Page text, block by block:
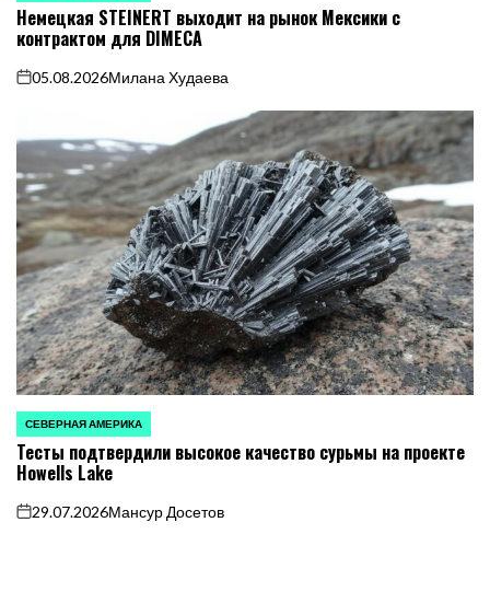
ВНемецкая STEINERT выходит на рынок Мексики с
контрактом для DIMECA
on
05.08.2026Милана Худаева
ОПУБЛИКОВАНО
В
СЕВЕРНАЯ АМЕРИКА
Тесты подтвердили высокое качество сурьмы на проекте
Howells Lake
on
29.07.2026Мансур Досетов